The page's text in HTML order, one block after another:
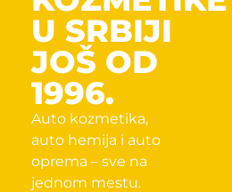
U SRBIJI
JOŠ OD
1996.
Auto kozmetika,
auto hemija i auto
oprema – sve na
jednom mestu.